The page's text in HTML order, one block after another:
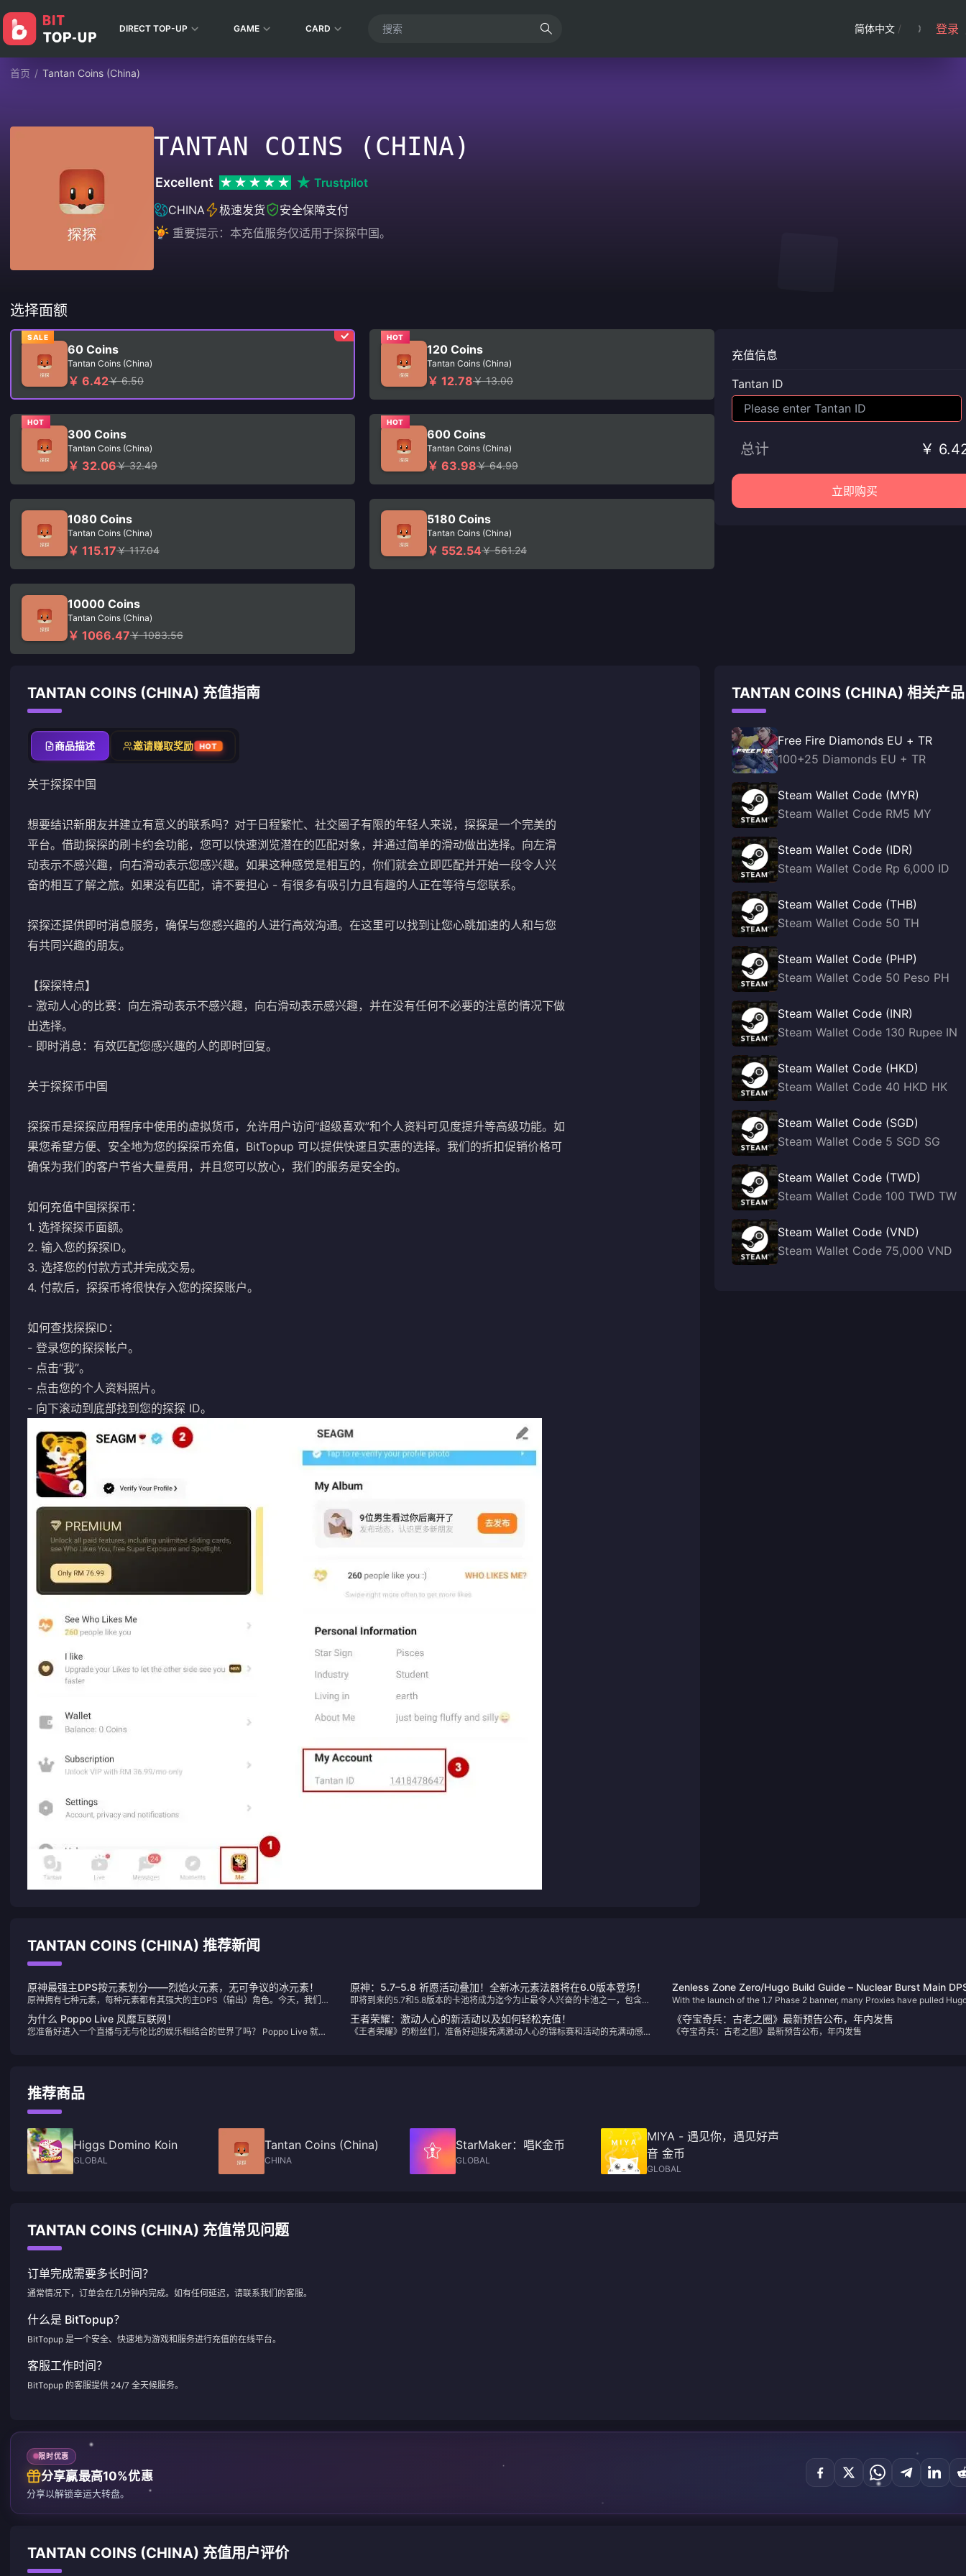
DIRECT TOP-UP GAME CARD 简体中文 / 登录
首页 / Tantan Coins (China)
TANTAN COINS (CHINA)
Excellent
Trustpilot
CHINA
极速发货
安全保障支付
重要提示：本充值服务仅适用于探探中国。
选择面额
SALE
60 Coins
Tantan Coins (China)
￥ 6.42￥ 6.50
HOT
120 Coins
Tantan Coins (China)
￥ 12.78￥ 13.00
HOT
300 Coins
Tantan Coins (China)
￥ 32.06￥ 32.49
HOT
600 Coins
Tantan Coins (China)
￥ 63.98￥ 64.99
1080 Coins
Tantan Coins (China)
￥ 115.17￥ 117.04
5180 Coins
Tantan Coins (China)
￥ 552.54￥ 561.24
10000 Coins
Tantan Coins (China)
￥ 1066.47￥ 1083.56
充值信息
Tantan ID
总计 ￥
立即购买
TANTAN COINS (CHINA) 充值指南
商品描述 邀请赚取奖励 HOT
关于探探中国
想要结识新朋友并建立有意义的联系吗？对于日程繁忙、社交圈子有限的年轻人来说，探探是一个完美的
平台。借助探探的刷卡约会功能，您可以快速浏览潜在的匹配对象，并通过简单的滑动做出选择。向左滑
动表示不感兴趣，向右滑动表示您感兴趣。如果这种感觉是相互的，你们就会立即匹配并开始一段令人兴
奋的相互了解之旅。如果没有匹配，请不要担心 - 有很多有吸引力且有趣的人正在等待与您联系。
探探还提供即时消息服务，确保与您感兴趣的人进行高效沟通。在这里可以找到让您心跳加速的人和与您
有共同兴趣的朋友。
【探探特点】
- 激动人心的比赛：向左滑动表示不感兴趣，向右滑动表示感兴趣，并在没有任何不必要的注意的情况下做
出选择。
- 即时消息：有效匹配您感兴趣的人的即时回复。
关于探探币中国
探探币是探探应用程序中使用的虚拟货币，允许用户访问“超级喜欢”和个人资料可见度提升等高级功能。如
果您希望方便、安全地为您的探探币充值，BitTopup 可以提供快速且实惠的选择。我们的折扣促销价格可
确保为我们的客户节省大量费用，并且您可以放心，我们的服务是安全的。
如何充值中国探探币：
1. 选择探探币面额。
2. 输入您的探探ID。
3. 选择您的付款方式并完成交易。
4. 付款后，探探币将很快存入您的探探账户。
如何查找探探ID：
- 登录您的探探帐户。
- 点击“我”。
- 点击您的个人资料照片。
- 向下滚动到底部找到您的探探 ID。
TANTAN COINS (CHINA) 相关产品
Free Fire Diamonds EU + TR
100+25 Diamonds EU + TR
Steam Wallet Code (MYR)
Steam Wallet Code RM5 MY
Steam Wallet Code (IDR)
Steam Wallet Code Rp 6,000 ID
Steam Wallet Code (THB)
Steam Wallet Code 50 TH
Steam Wallet Code (PHP)
Steam Wallet Code 50 Peso PH
Steam Wallet Code (INR)
Steam Wallet Code 130 Rupee IN
Steam Wallet Code (HKD)
Steam Wallet Code 40 HKD HK
Steam Wallet Code (SGD)
Steam Wallet Code 5 SGD SG
Steam Wallet Code (TWD)
Steam Wallet Code 100 TWD TW
Steam Wallet Code (VND)
Steam Wallet Code 75,000 VND
TANTAN COINS (CHINA) 推荐新闻
原神最强主DPS按元素划分——烈焰火元素，无可争议的冰元素！
原神拥有七种元素，每种元素都有其强大的主DPS（输出）角色。今天，我们将
一起来看看每个元素中谁是最顶尖的。
原神：5.7–5.8 祈愿活动叠加！全新冰元素法器将在6.0版本登场！
即将到来的5.7和5.8版本的卡池将成为迄今为止最令人兴奋的卡池之一，包含了
新角色和备受期待的复刻。以下是即将推出内容的详细介绍：
Zenless Zone Zero/Hugo Build Guide – Nuclear Burst Main
With the launch of the 1.7 Phase 2 banner, many Proxies have pulled
This guide covers his optimal builds, including W-Engines, Drive Discs,
compositions, and more to help you maximize his potential.
为什么 Poppo Live 风靡互联网！
您准备好进入一个直播与无与伦比的娱乐相结合的世界了吗？ Poppo Live 就是
王者荣耀：激动人心的新活动以及如何轻松充值！
《王者荣耀》的粉丝们，准备好迎接充满激动人心的锦标赛和活动的充满动感的
《夺宝奇兵：古老之圈》最新预告公布，年内发售
《夺宝奇兵：古老之圈》最新预告公布，年内发售
推荐商品
Higgs Domino Koin
GLOBAL
Tantan Coins (China)
CHINA
StarMaker：唱K金币
GLOBAL
MIYA - 遇见你，遇见好声
音 金币
GLOBAL
TANTAN COINS (CHINA) 充值常见问题
订单完成需要多长时间？
通常情况下，订单会在几分钟内完成。如有任何延迟，请联系我们的客服。
什么是 BitTopup？
BitTopup 是一个安全、快速地为游戏和服务进行充值的在线平台。
客服工作时间？
BitTopup 的客服提供 24/7 全天候服务。
限时优惠
分享赢最高10%优惠
分享以解锁幸运大转盘。
TANTAN COINS (CHINA) 充值用户评价